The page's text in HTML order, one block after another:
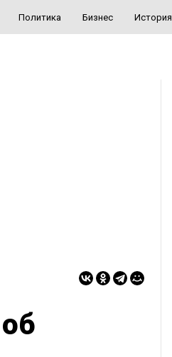
Политика Бизнес История